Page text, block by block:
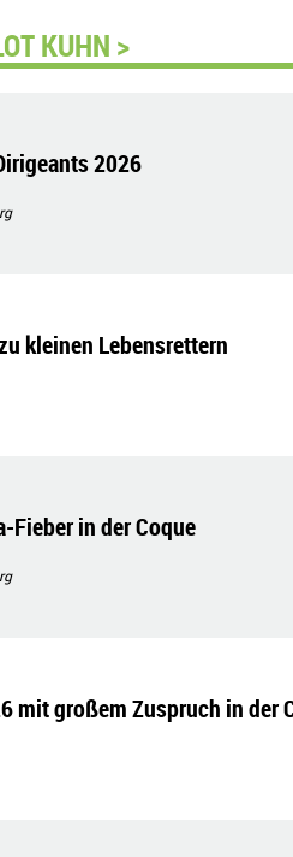
KUHN >
2026
kleinen Lebensrettern
Fieber in der Coque
mit großem Zuspruch in der